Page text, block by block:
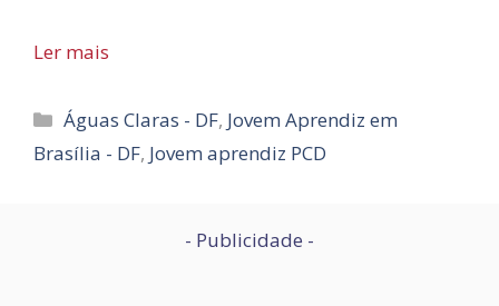
Ler mais
Categorias
Águas Claras - DF, Jovem Aprendiz em
Brasília - DF, Jovem aprendiz PCD
- Publicidade -